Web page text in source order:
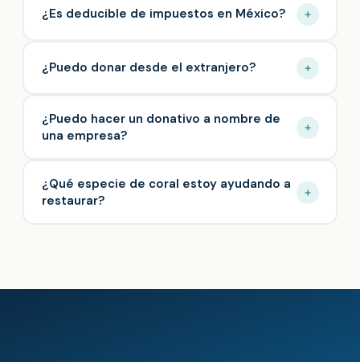
¿Es deducible de impuestos en México?
¿Puedo donar desde el extranjero?
¿Puedo hacer un donativo a nombre de
una empresa?
¿Qué especie de coral estoy ayudando a
restaurar?